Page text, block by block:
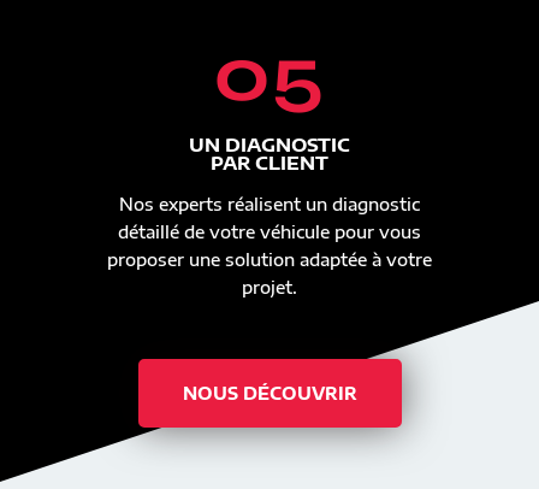
05
UN DIAGNOSTIC
PAR CLIENT
Nos experts réalisent un diagnostic
détaillé de votre véhicule pour vous
proposer une solution adaptée à votre
projet.
NOUS DÉCOUVRIR